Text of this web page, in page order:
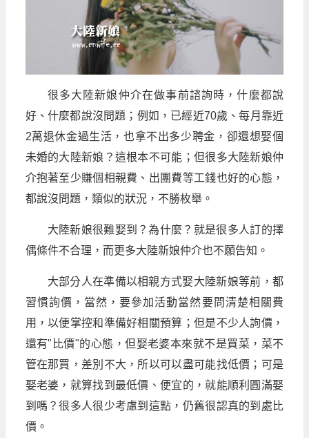
很多大陸新娘仲介在做事前諮詢時，什麼都說
好、什麼都說沒問題；例如，已經近70歲、每月靠近
2萬退休金過生活，也拿不出多少聘金，卻還想娶個
未婚的大陸新娘？這根本不可能；但很多大陸新娘仲
介抱著至少賺個相親費、出團費等工錢也好的心態，
都說沒問題，類似的狀況，不勝枚舉。
大陸新娘很難娶到？為什麼？就是很多人訂的擇
偶條件不合理，而更多大陸新娘仲介也不願告知。
大部分人在準備以相親方式娶大陸新娘等前，都
習慣詢價，當然，要參加活動當然要問清楚相關費
用，以便掌控和準備好相關預算；但是不少人詢價，
還有"比價"的心態，但娶老婆本來就不是買菜，菜不
管在那買，差別不大，所以可以盡可能找低價；可是
娶老婆，就算找到最低價、便宜的，就能順利圓滿娶
到嗎？很多人很少考慮到這點，仍舊很認真的到處比
價。